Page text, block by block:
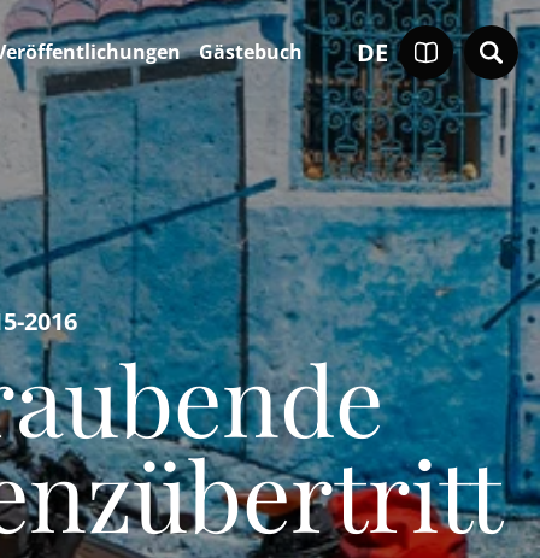
DE
Gästebuch
2016